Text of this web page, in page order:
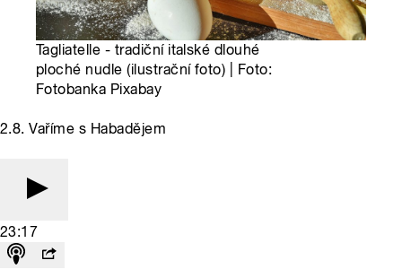
Tagliatelle - tradiční italské dlouhé
ploché nudle (ilustrační foto) | Foto:
Fotobanka Pixabay
2.8. Vaříme s Habadějem
23:17